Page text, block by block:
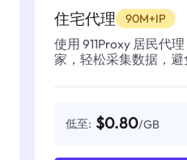
住宅代理 90M+IP
使用 911Proxy 居民代
家，轻松采集数据，避
低至: $0.80/GB